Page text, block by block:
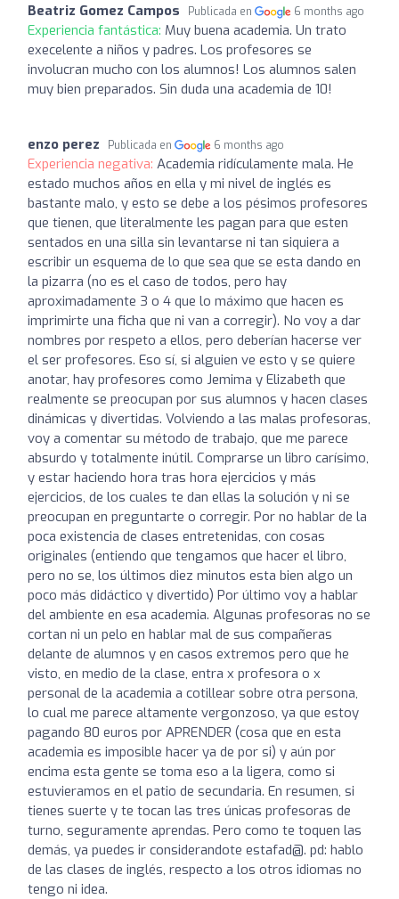
Beatriz Gomez Campos Publicada en 6 months ago
Experiencia fantástica: Muy buena academia. Un trato
execelente a niños y padres. Los profesores se
involucran mucho con los alumnos! Los alumnos salen
muy bien preparados. Sin duda una academia de 10!
enzo perez Publicada en 6 months ago
Experiencia negativa: Academia ridículamente mala. He
estado muchos años en ella y mi nivel de inglés es
bastante malo, y esto se debe a los pésimos profesores
que tienen, que literalmente les pagan para que esten
sentados en una silla sin levantarse ni tan siquiera a
escribir un esquema de lo que sea que se esta dando en
la pizarra (no es el caso de todos, pero hay
aproximadamente 3 o 4 que lo máximo que hacen es
imprimirte una ficha que ni van a corregir). No voy a dar
nombres por respeto a ellos, pero deberían hacerse ver
el ser profesores. Eso sí, si alguien ve esto y se quiere
anotar, hay profesores como Jemima y Elizabeth que
realmente se preocupan por sus alumnos y hacen clases
dinámicas y divertidas. Volviendo a las malas profesoras,
voy a comentar su método de trabajo, que me parece
absurdo y totalmente inútil. Comprarse un libro carísimo,
y estar haciendo hora tras hora ejercicios y más
ejercicios, de los cuales te dan ellas la solución y ni se
preocupan en preguntarte o corregir. Por no hablar de la
poca existencia de clases entretenidas, con cosas
originales (entiendo que tengamos que hacer el libro,
pero no se, los últimos diez minutos esta bien algo un
poco más didáctico y divertido) Por último voy a hablar
del ambiente en esa academia. Algunas profesoras no se
cortan ni un pelo en hablar mal de sus compañeras
delante de alumnos y en casos extremos pero que he
visto, en medio de la clase, entra x profesora o x
personal de la academia a cotillear sobre otra persona,
lo cual me parece altamente vergonzoso, ya que estoy
pagando 80 euros por APRENDER (cosa que en esta
academia es imposible hacer ya de por si) y aún por
encima esta gente se toma eso a la ligera, como si
estuvieramos en el patio de secundaria. En resumen, si
tienes suerte y te tocan las tres únicas profesoras de
turno, seguramente aprendas. Pero como te toquen las
demás, ya puedes ir considerandote estafad@. pd: hablo
de las clases de inglés, respecto a los otros idiomas no
tengo ni idea.